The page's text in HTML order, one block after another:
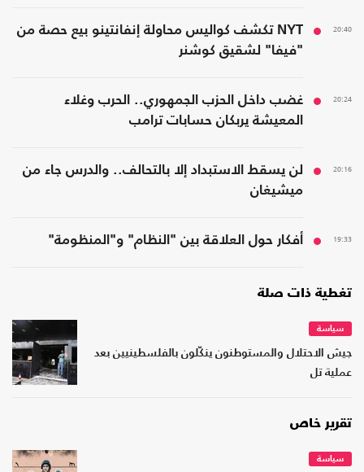
20:40
NYT تكشف كواليس محاولة إنفانتينو بيع حصة من
"فيفا" لشقيق كوشنر
20:24
غضب داخل الحزب الجمهوري.. الحرب وغلاء
المعيشة يربكان حسابات ترامب
20:16
لن يسقط الاستبداد إلا بالتحالف.. والدرس جاء من
ميشيغان
19:33 أفكار حول العلاقة بين "النظام" و"المنظومة"
تغطية ذات صلة
سياسة
جيش الاحتلال والمستوطنون ينكّلون بالفلسطينيين بعد
عملية تل
تقرير خاص
سياسة